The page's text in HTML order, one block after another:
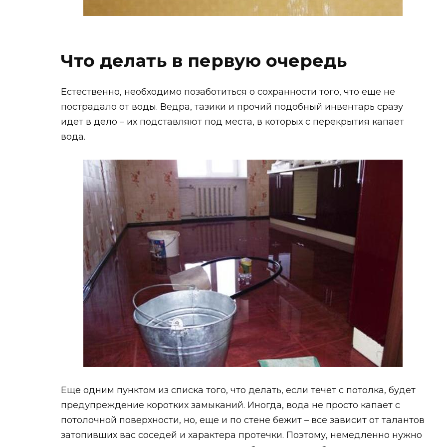
Что делать в первую очередь
Естественно, необходимо позаботиться о сохранности того, что еще не
пострадало от воды. Ведра, тазики и прочий подобный инвентарь сразу
идет в дело – их подставляют под места, в которых с перекрытия капает
вода.
Еще одним пунктом из списка того, что делать, если течет с потолка, будет
предупреждение коротких замыканий. Иногда, вода не просто капает с
потолочной поверхности, но, еще и по стене бежит – все зависит от талантов
затопивших вас соседей и характера протечки. Поэтому, немедленно нужно